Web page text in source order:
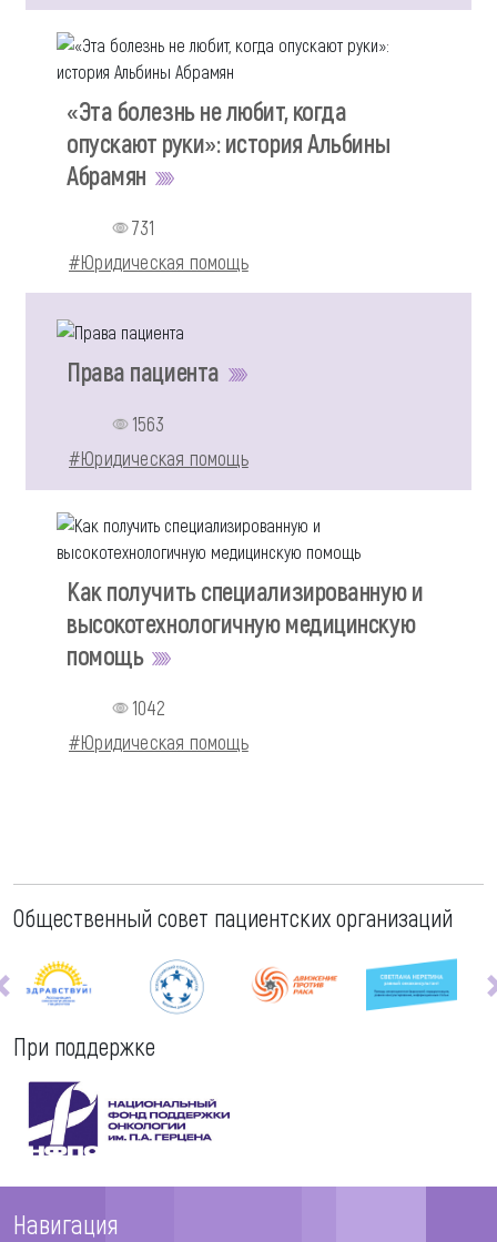
«Эта болезнь не любит, когда
опускают руки»: история Альбины
Абрамян
731
#Юридическая помощь
Права пациента
1563
#Юридическая помощь
Как получить специализированную и
высокотехнологичную медицинскую
помощь
1042
#Юридическая помощь
Общественный совет пациентских организаций
При поддержке
Навигация